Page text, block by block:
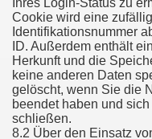
Ihres Login-Status zu
Cookie wird eine
Identifikationsnummer
ID. Außerdem enthält
Herkunft und die
keine anderen Daten
gelöscht, wenn Sie die
beendet haben und
schließen.
8.2 Über den Einsatz